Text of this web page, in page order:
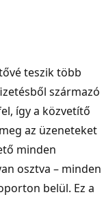
teszik több
származó
így a közvetítő
az üzeneteket
minden
osztva – minden
belül. Ez a